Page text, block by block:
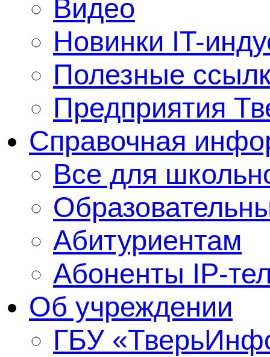
Видео
Новинки IT-
Полезные
Предприятия
Справочная
Все для
Абитуриентам
Абоненты IP-
Об учреждении
ГБУ